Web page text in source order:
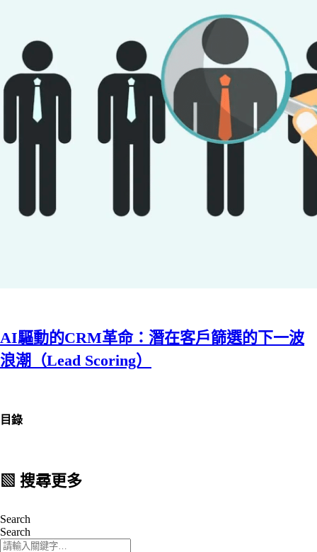
AI驅動的CRM革命：潛在客戶篩選的下一波
浪潮（Lead Scoring）
目錄
▧ 搜尋更多
Search
Search